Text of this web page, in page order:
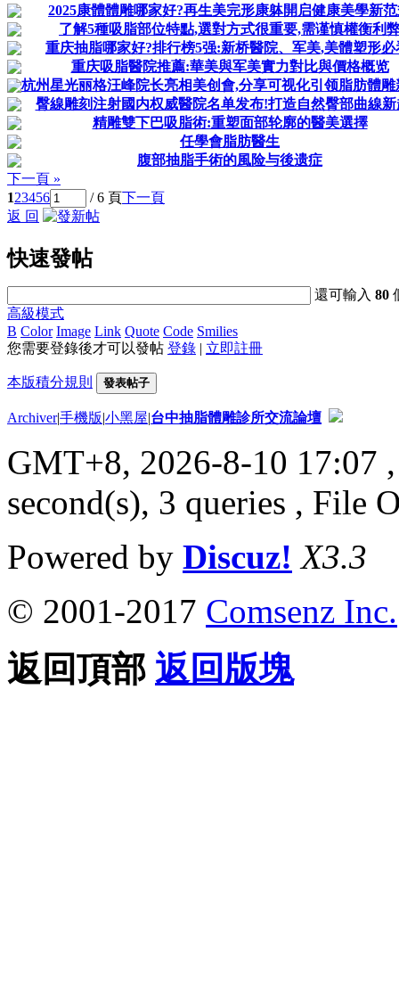
2025康體體雕哪家好?再生美完形康躰開启健康美學新
了解5種吸脂部位特點,選對方式很重要,需谨慎權衡利
重庆抽脂哪家好?排行榜5强:新桥醫院、军美,美體塑形必
重庆吸脂醫院推薦:華美與军美實力對比與價格概览
杭州星光丽格汪峰院长亮相美创會,分享可视化引领脂肪體雕
臀線雕刻注射國内权威醫院名单发布!打造自然臀部曲線新
精雕雙下巴吸脂術:重塑面部轮廓的醫美選擇
任學會脂肪醫生
腹部抽脂手術的風险与後遗症
下一頁 »
123456 / 6 頁下一頁
返 回
快速發帖
還可輸入80
高級模式
B Color Image Link Quote Code Smilies
您需要登錄後才可以發帖 登錄 | 立即註冊
本版積分規則 發表帖子
Archiver|手機版|小黑屋|台中抽脂體雕診所交流論壇
GMT+8, 2026-8-10 17:07
second(s), 3 queries , File
Powered by Discuz! X3.3
© 2001-2017 Comsenz Inc.
返回頂部 返回版塊